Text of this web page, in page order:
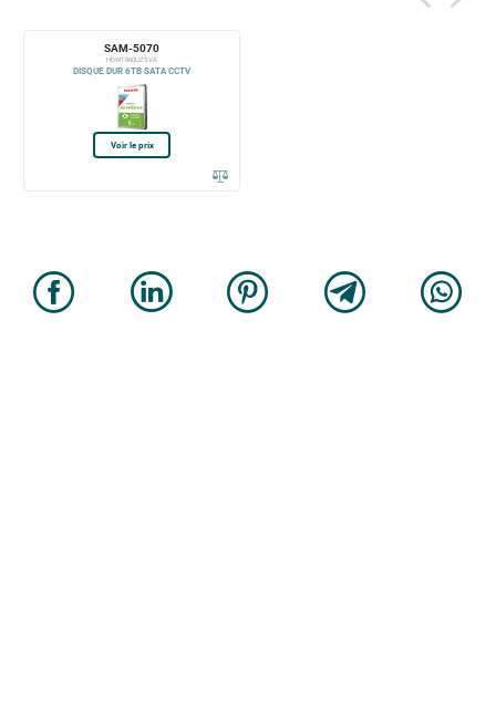
SAM-5070
HDWT860UZSVA
DISQUE DUR 6TB SATA CCTV
Voir le prix